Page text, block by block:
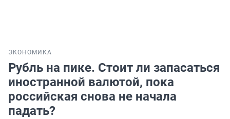
ЭКОНОМИКА
Рубль на пике. Стоит ли запасаться
иностранной валютой, пока
российская снова не начала
падать?